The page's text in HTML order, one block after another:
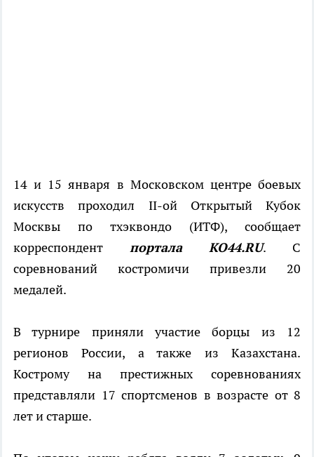
14 и 15 января в Московском центре боевых
искусств проходил II-ой Открытый Кубок
Москвы по тхэквондо (ИТФ), сообщает
корреспондент портала КО44.RU. С
соревнований костромичи привезли 20
медалей.
В турнире приняли участие борцы из 12
регионов России, а также из Казахстана.
Кострому на престижных соревнованиях
представляли 17 спортсменов в возрасте от 8
лет и старше.